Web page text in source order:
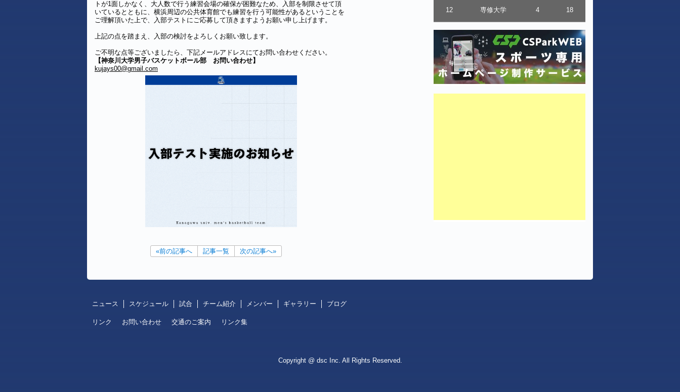
トが1面しかなく、大人数で行う練習会場の確保が困難なため、入部を制限させて頂
いているとともに、横浜周辺の公共体育館でも練習を行う可能性があるということを
ご理解頂いた上で、入部テストにご応募して頂きますようお願い申し上げます。
上記の点を踏まえ、入部の検討をよろしくお願い致します。
ご不明な点等ございましたら、下記メールアドレスにてお問い合わせください。
【神奈川大学男子バスケットボール部 お問い合わせ】
kujays00@gmail.com
«前の記事へ 記事一覧 次の記事へ»
12 専修大学 4 18
ニュース スケジュール 試合 チーム紹介 メンバー ギャラリー ブログ
リンク お問い合わせ 交通のご案内 リンク集
Copyright @ dsc Inc. All Rights Reserved.